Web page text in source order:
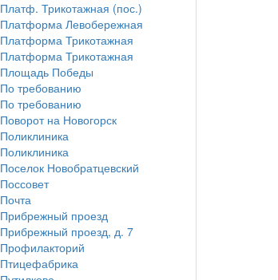
Платф. Трикотажная (пос.)
Платформа Левобережная
Платформа Трикотажная
Платформа Трикотажная
Площадь Победы
По требованию
По требованию
Поворот на Новогорск
Поликлиника
Поликлиника
Поселок Новобратцевский
Поссовет
Почта
Прибрежный проезд
Прибрежный проезд, д. 7
Профилакторий
Птицефабрика